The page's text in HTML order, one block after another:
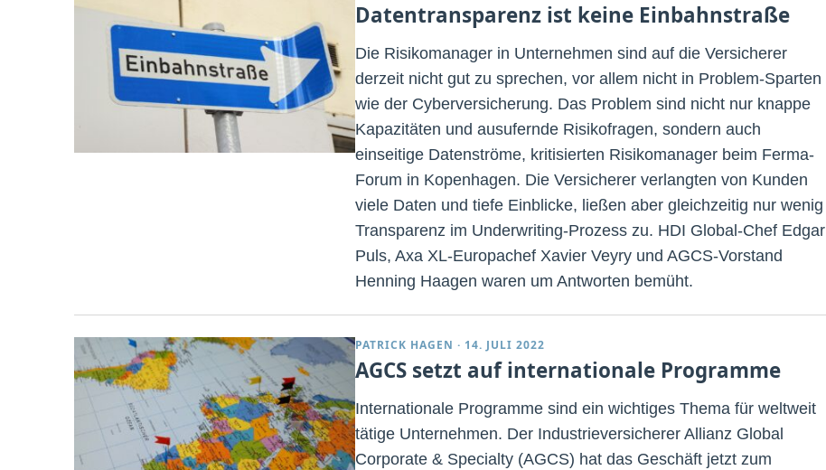
Datentransparenz ist keine Einbahnstraße
Die Risikomanager in Unternehmen sind auf die Versicherer
derzeit nicht gut zu sprechen, vor allem nicht in Problem-Sparten
wie der Cyberversicherung. Das Problem sind nicht nur knappe
Kapazitäten und ausufernde Risikofragen, sondern auch
einseitige Datenströme, kritisierten Risikomanager beim Ferma-
Forum in Kopenhagen. Die Versicherer verlangten von Kunden
viele Daten und tiefe Einblicke, ließen aber gleichzeitig nur wenig
Transparenz im Underwriting-Prozess zu. HDI Global-Chef Edgar
Puls, Axa XL-Europachef Xavier Veyry und AGCS-Vorstand
Henning Haagen waren um Antworten bemüht.
PATRICK HAGEN · 14. JULI 2022
AGCS setzt auf internationale Programme
Internationale Programme sind ein wichtiges Thema für weltweit
tätige Unternehmen. Der Industrieversicherer Allianz Global
Corporate & Specialty (AGCS) hat das Geschäft jetzt zum